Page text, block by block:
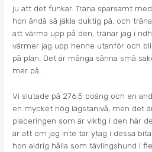
ju att det funkar. Träna sparsamt
hon ändå så jäkla duktig på, och
att värma upp på den, tränar jag i
värmer jag upp henne utanför och
på plan. Det är många sånna små
mer på.
Vi slutade på 276,5 poäng och en
en mycket hög lägstanivå, men det
placeringen som är viktig i den här
är att om jag inte tar ytag i dessa
hon aldrig hålla som tävlingshund i